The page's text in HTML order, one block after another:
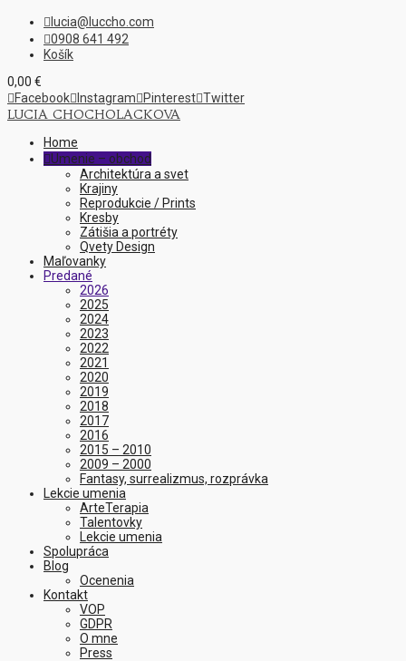
 lucia@luccho.com
0908 641 492
Košík
0,00 €
Facebook InstagramPinterestTwitter
LUCIA CHOCHOLACKOVA
Home
 Umenie – obchod
Architektúra a svet
Krajiny
Reprodukcie / Prints
Kresby
Zátišia a portréty
Qvety Design
Maľovanky
Predané
2026
2025
2024
2023
2022
2021
2020
2019
2018
2017
2016
2015 – 2010
2009 – 2000
Fantasy, surrealizmus, rozprávka
Lekcie umenia
ArteTerapia
Talentovky
Lekcie umenia
Spolupráca
Blog
Ocenenia
Kontakt
VOP
GDPR
O mne
Press